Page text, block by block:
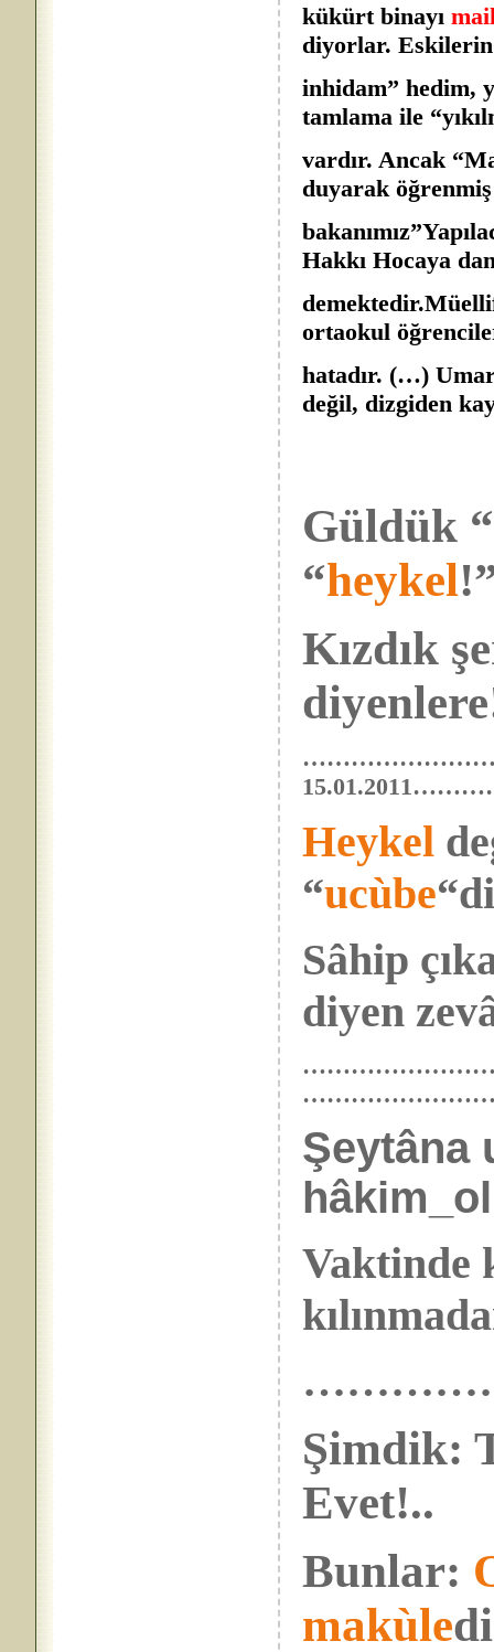
kükürt binayı
diyorlar. Eskilerin
inhidam” hedim,
tamlama ile
vardır. Ancak
duyarak öğrenmiş
Hakkı Hocaya
ortaokul
hatadır. (…)
değil, dizgiden
Güldük “
“heykel
Kızdık
Heykel
“ucùbe
Sâhip
diyen
…………………………
Şeytâna
Vaktinde
Şimdik:
Evet!..
Bunlar:
makùle